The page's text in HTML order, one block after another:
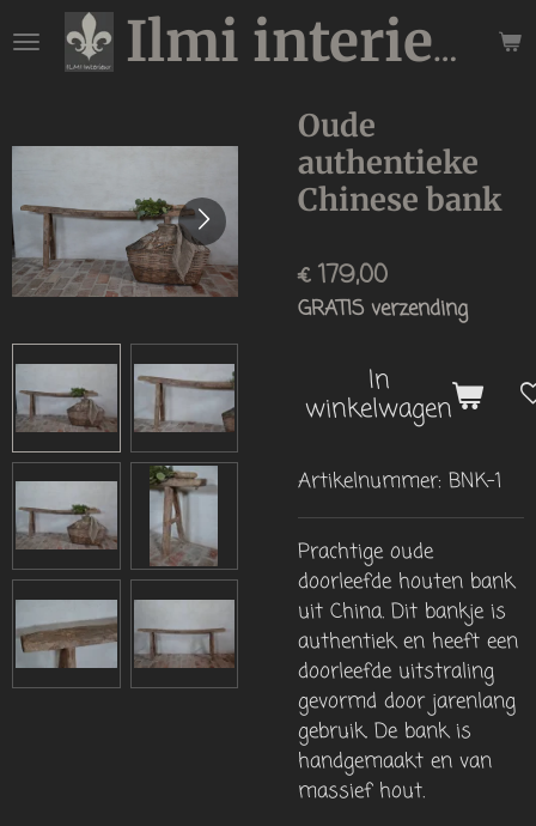
direct
hoofdinhoud
Ilmi interieur
Oude
authentieke
Chinese bank
€ 179,00
GRATIS verzending
In
winkelwagen
Artikelnummer: BNK-1
Prachtige oude
doorleefde houten bank
uit China. Dit bankje is
authentiek en heeft een
doorleefde uitstraling
gevormd door jarenlang
gebruik. De bank is
handgemaakt en van
massief hout.